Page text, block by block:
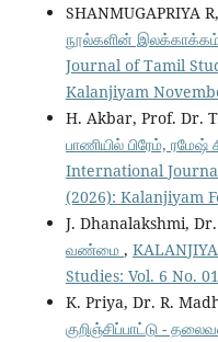
SHANMUGAPRIYA
நூல்களின்
Journal of Tamil
Kalanjiyam
H. Akbar, Prof. Dr.
பாணியில் பிரேம்,
International
(2026): Kalanjiyam
J. Dhanalakshmi,
வண்மை ,
Studies: Vol. 6 No.
K. Priya, Dr. R.
குறிஞ்சிப்பாட்டு -